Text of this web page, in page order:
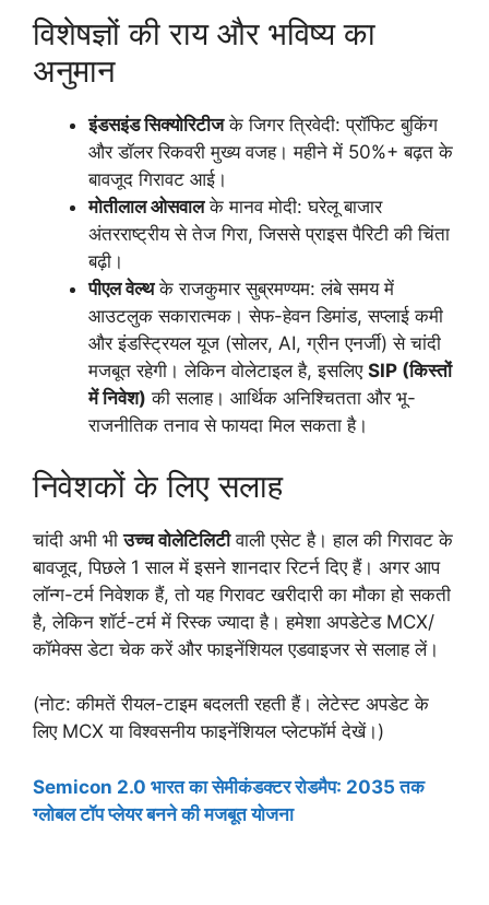
विशेषज्ञों की राय और भविष्य का
अनुमान
इंडसइंड सिक्योरिटीजके जिगर त्रिवेदी: प्रॉफिट बुकिंग
और डॉलर रिकवरी मुख्य वजह। महीने में 50%+ बढ़त के
बावजूद गिरावट आई।
मोतीलाल ओसवालके मानव मोदी: घरेलू बाजार
अंतरराष्ट्रीय से तेज गिरा, जिससे प्राइस पैरिटी की चिंता
बढ़ी।
पीएल वेल्थके राजकुमार सुब्रमण्यम: लंबे समय में
आउटलुक सकारात्मक। सेफ-हेवन डिमांड, सप्लाई कमी
और इंडस्ट्रियल यूज (सोलर, AI, ग्रीन एनर्जी) से चांदी
मजबूत रहेगी। लेकिन वोलेटाइल है, इसलिए SIP (किस्तों
में निवेश) की सलाह। आर्थिक अनिश्चितता और भू-
राजनीतिक तनाव से फायदा मिल सकता है।
निवेशकों के लिए सलाह
चांदी अभी भीउच्च वोलेटिलिटीवाली एसेट है। हाल की गिरावट के
बावजूद, पिछले 1 साल में इसने शानदार रिटर्न दिए हैं। अगर आप
लॉन्ग-टर्म निवेशक हैं, तो यह गिरावट खरीदारी का मौका हो सकती
है, लेकिन शॉर्ट-टर्म में रिस्क ज्यादा है। हमेशा अपडेटेड MCX/
कॉमेक्स डेटा चेक करें और फाइनेंशियल एडवाइजर से सलाह लें।
(नोट: कीमतें रीयल-टाइम बदलती रहती हैं। लेटेस्ट अपडेट के
लिए MCX या विश्वसनीय फाइनेंशियल प्लेटफॉर्म देखें।)
Semicon 2.0 भारत का सेमीकंडक्टर रोडमैप: 2035 तक
ग्लोबल टॉप प्लेयर बनने की मजबूत योजना